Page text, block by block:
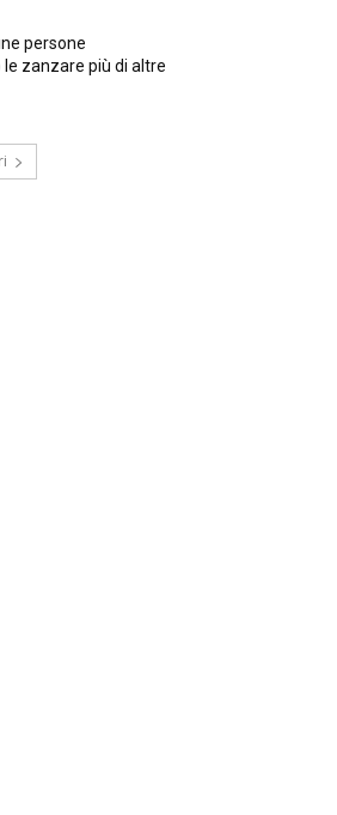
persone
zanzare più di altre